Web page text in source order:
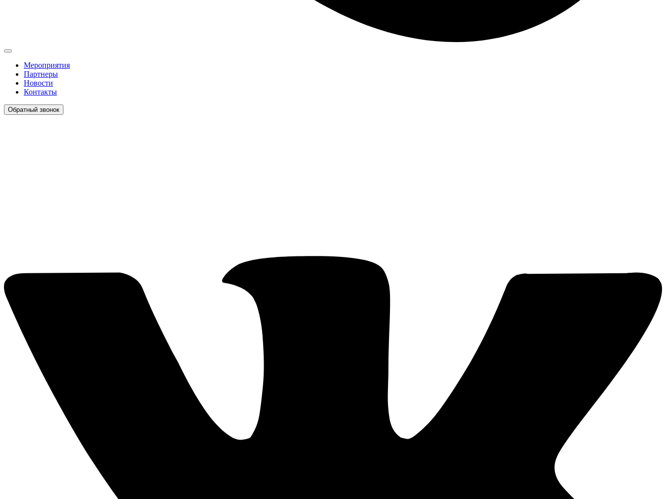
Мероприятия
Партнеры
Новости
Контакты
Обратный звонок